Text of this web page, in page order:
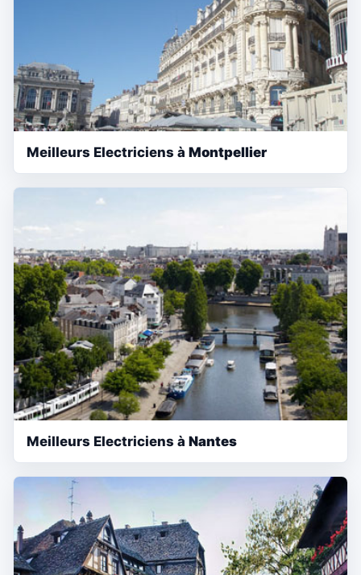
Meilleurs Electriciens à Montpellier
Meilleurs Electriciens à Nantes